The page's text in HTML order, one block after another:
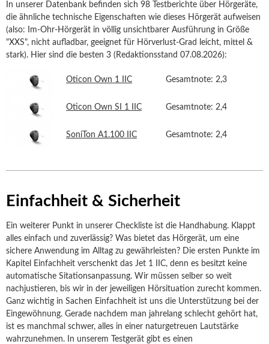
In unserer Datenbank befinden sich 98 Testberichte über Hörgeräte,
die ähnliche technische Eigenschaften wie dieses Hörgerät aufweisen
(also: Im-Ohr-Hörgerät in völlig unsichtbarer Ausführung in Größe
"XXS", nicht aufladbar, geeignet für Hörverlust-Grad leicht, mittel &
stark). Hier sind die besten 3 (Redaktionsstand 07.08.2026):
Oticon Own 1 IIC Gesamtnote: 2,3
Oticon Own SI 1 IIC Gesamtnote: 2,4
SoniTon A1.100 IIC Gesamtnote: 2,4
Einfachheit & Sicherheit
Ein weiterer Punkt in unserer Checkliste ist die Handhabung. Klappt
alles einfach und zuverlässig? Was bietet das Hörgerät, um eine
sichere Anwendung im Alltag zu gewährleisten? Die ersten Punkte im
Kapitel Einfachheit verschenkt das Jet 1 IIC, denn es besitzt keine
automatische Sitationsanpassung. Wir müssen selber so weit
nachjustieren, bis wir in der jeweiligen Hörsituation zurecht kommen.
Ganz wichtig in Sachen Einfachheit ist uns die Unterstützung bei der
Eingewöhnung. Gerade nachdem man jahrelang schlecht gehört hat,
ist es manchmal schwer, alles in einer naturgetreuen Lautstärke
wahrzunehmen. In unserem Testgerät gibt es einen